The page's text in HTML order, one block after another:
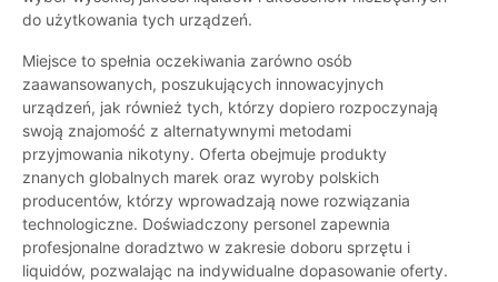
do użytkowania tych urządzeń.
Miejsce to spełnia oczekiwania zarówno osób
zaawansowanych, poszukujących innowacyjnych
urządzeń, jak również tych, którzy dopiero rozpoczynają
swoją znajomość z alternatywnymi metodami
przyjmowania nikotyny. Oferta obejmuje produkty
znanych globalnych marek oraz wyroby polskich
producentów, którzy wprowadzają nowe rozwiązania
technologiczne. Doświadczony personel zapewnia
profesjonalne doradztwo w zakresie doboru sprzętu i
liquidów, pozwalając na indywidualne dopasowanie oferty.